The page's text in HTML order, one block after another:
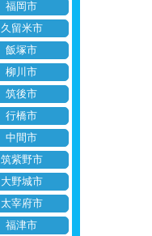
福岡市
久留米市
飯塚市
柳川市
筑後市
行橋市
中間市
筑紫野市
大野城市
太宰府市
福津市